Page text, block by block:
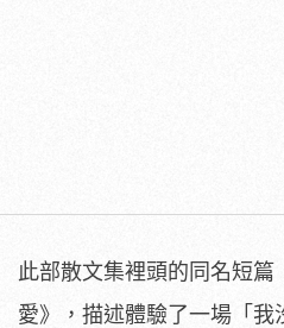
此部散文集裡頭的同名短篇
愛》，描述體驗了一場「我